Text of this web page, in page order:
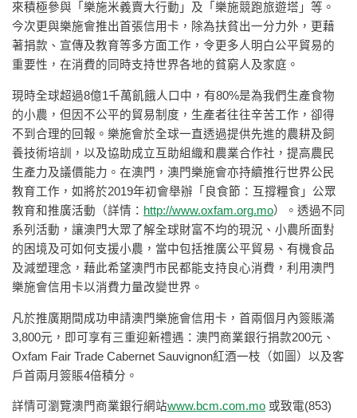
來積極參與「樂施米義賣大行動」及「樂施競跑旅遊塔」等。
今次更與樂施會推出首張信用卡，除為扶貧出一分力外，更藉
著捐款、宣傳及教育等多方面工作，令更多人明白公平貿易的
重要性，在消費的同時支持世界各地的貧窮人及家庭。
現時全球超過8億1千萬飢餓人口中，有80%是為我們生產食物
的小農，但因不公平的貿易制度，生產者往往辛苦工作，卻得
不到合理的回報。樂施會於全球一直透過提供先進的農耕及飼
養技術培訓，以及協助成立互助組織和農業合作社，提高農民
生產力及議價能力。在澳門，澳門樂施會亦持續推行世界公民
教育工作，如將於2019年初會舉辦「良食節：互撐糧食」公眾
教育和推廣活動（詳情： http://www.oxfam.org.mo）。透過不同
系列活動，讓澳門大眾了解全球財富不均的現況、小農所面對
的困境及可如何支援小農，當中包括推廣公平貿易、有機食品
及減塑理念，藉此希望澳門市民都能支持良心消費，利用澳門
樂施會信用卡以消費力量改變世界。
凡於推廣期間成功申請澳門樂施會信用卡，首兩個月內簽賬滿
3,800元，即可享有三重迎新禮遇：澳門商業銀行捐款200元、
Oxfam Fair Trade Cabernet Sauvignon紅酒一枝（如圖）以及客
戶首兩月簽賬4倍積分。
詳情可瀏覽澳門商業銀行網站www.bcm.com.mo 或致電(853)